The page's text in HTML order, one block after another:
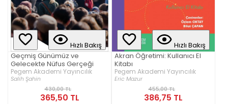
Hızlı Bakış
Geçmiş Günümüz ve
Gelecekte Nüfus Gerçeği
Pegem Akademi Yayıncılık
Salih Şahin
430,00 TL
365,50 TL
Hızlı Bakış
Akran Öğretimi: Kullanıcı El
Kitabı
Pegem Akademi Yayıncılık
Eric Mazur
455,00 TL
386,75 TL